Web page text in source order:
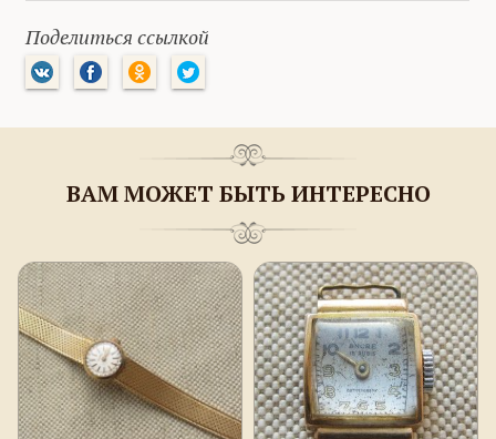
Поделиться ссылкой
ВАМ МОЖЕТ БЫТЬ ИНТЕРЕСНО